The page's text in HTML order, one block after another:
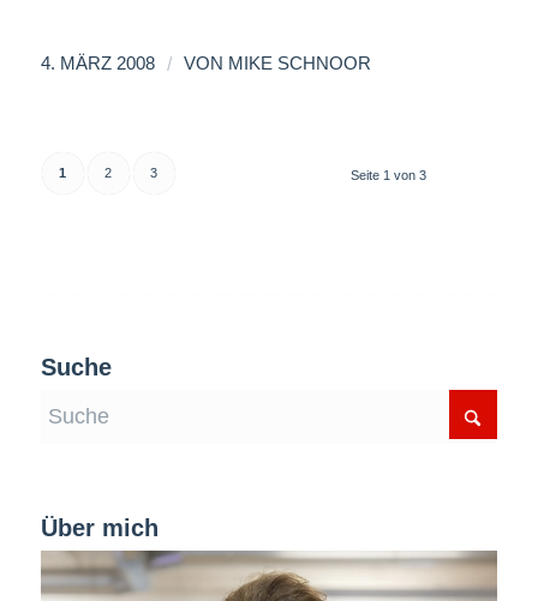
4. MÄRZ 2008 / VON MIKE SCHNOOR
Seite 1 von 3
1 2 3
Suche
Über mich